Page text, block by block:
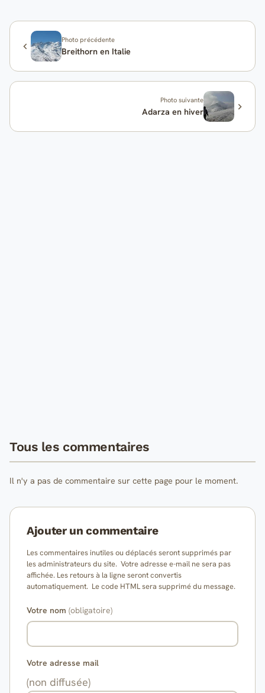
Photo précédente
Breithorn en Italie
Photo suivante
Adarza en hiver
Tous les commentaires
Il n'y a pas de commentaire sur cette page pour le moment.
Ajouter un commentaire
Les commentaires inutiles ou déplacés seront supprimés par
les administrateurs du site. Votre adresse e-mail ne sera pas
affichée. Les retours à la ligne seront convertis
automatiquement. Le code HTML sera supprimé du message.
Votre nom (obligatoire)
Votre adresse mail
(non diffusée)